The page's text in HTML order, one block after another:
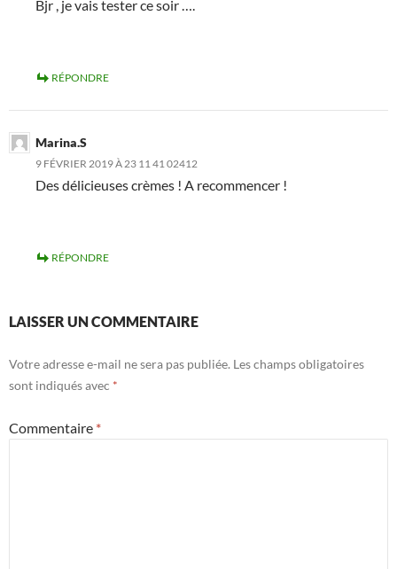
Bjr , je vais tester ce soir ….
RÉPONDRE
Marina.S
9 FÉVRIER 2019 À 23 11 41 02412
Des délicieuses crèmes ! A recommencer !
RÉPONDRE
LAISSER UN COMMENTAIRE
Votre adresse e-mail ne sera pas publiée. Les champs obligatoires
sont indiqués avec *
Commentaire *